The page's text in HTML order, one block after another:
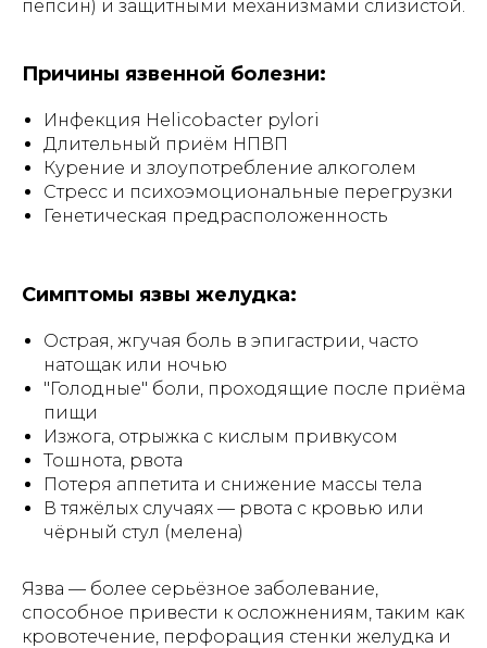
пепсин) и защитными механизмами слизистой.
Причины язвенной болезни:
Инфекция Helicobacter pylori
Длительный приём НПВП
Курение и злоупотребление алкоголем
Стресс и психоэмоциональные перегрузки
Генетическая предрасположенность
Симптомы язвы желудка:
Острая, жгучая боль в эпигастрии, часто
натощак или ночью
"Голодные" боли, проходящие после приёма
пищи
Изжога, отрыжка с кислым привкусом
Тошнота, рвота
Потеря аппетита и снижение массы тела
В тяжёлых случаях — рвота с кровью или
чёрный стул (мелена)
Язва — более серьёзное заболевание,
способное привести к осложнениям, таким как
кровотечение, перфорация стенки желудка и